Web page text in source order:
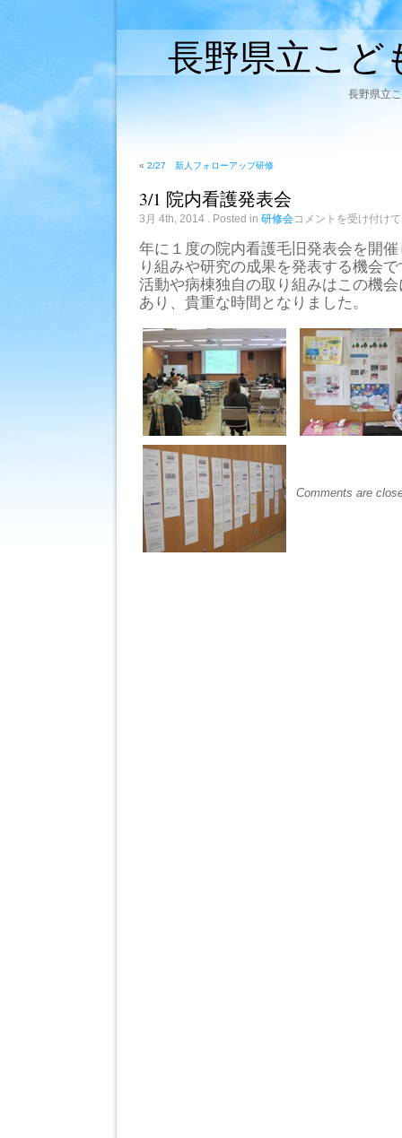
長野県立こど
長野県立
« 2/27 新人フォローアップ研修
3/1 院内看護発表会
3月 4th, 2014 . Posted in 研修会3/1
看
護
発
表
会
コメントを受け付け
年に１度の院内看護毛旧発表会を開
り組みや研究の成果を発表する機会
活動や病棟独自の取り組みはこの機
あり、貴重な時間となりました。
Comments are